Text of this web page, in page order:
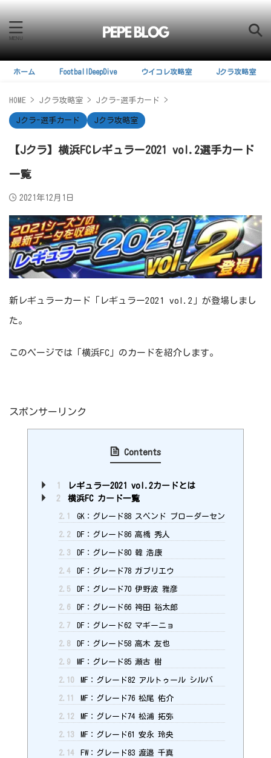
ホーム FootballDeepDive ウイコレ攻略室 Jクラ攻略室
HOME > Jクラ攻略室 > Jクラ-選手カード >
Jクラ-選手カード Jクラ攻略室
【Jクラ】横浜FCレギュラー2021 vol.2選手カード
一覧
2021年12月1日
新レギュラーカード「レギュラー2021 vol.2」が登場しまし
た。
このページでは「横浜FC」のカードを紹介します。
スポンサーリンク
Contents
1
レギュラー2021 vol.2カードとは
2
横浜FC カード一覧
2.1 GK：グレード88 スベンド ブローダーセン
2.2 DF：グレード86 高橋 秀人
2.3 DF：グレード80 韓 浩康
2.4 DF：グレード78 ガブリエウ
2.5 DF：グレード70 伊野波 雅彦
2.6 DF：グレード66 袴田 裕太郎
2.7 DF：グレード62 マギーニョ
2.8 DF：グレード58 高木 友也
2.9 MF：グレード85 瀬古 樹
2.10 MF：グレード82 アルトゥール シルバ
2.11 MF：グレード76 松尾 佑介
2.12 MF：グレード74 松浦 拓弥
2.13 MF：グレード61 安永 玲央
2.14 FW：グレード83 渡邉 千真